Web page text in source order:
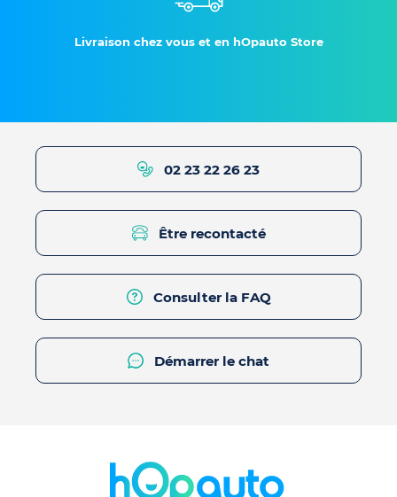
Livraison chez vous et en hOpauto Store
02 23 22 26 23
Être recontacté
Consulter la FAQ
Démarrer le chat